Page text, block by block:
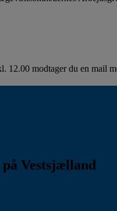
12.00 modtager du en mail
Vestsjælland